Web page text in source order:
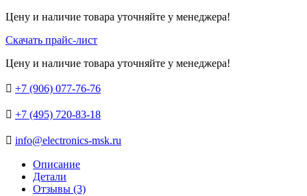
Цену и наличие товара уточняйте у менеджера!
Скачать прайс-лист
Цену и наличие товара уточняйте у менеджера!
 +7 (906) 077-76-76
 +7 (495) 720-83-18
 info@electronics-msk.ru
Описание
Детали
Отзывы (3)